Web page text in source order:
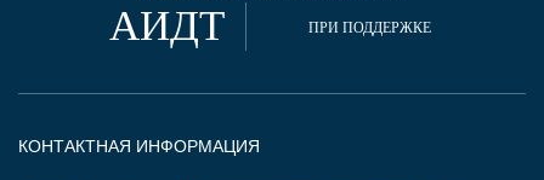
АИДТ ПРИ ПОДДЕРЖКЕ
КОНТАКТНАЯ ИНФОРМАЦИЯ